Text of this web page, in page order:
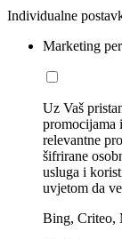
Individualne
Marketing
Uz Vaš
promocijama
relevantne
šifrirane
usluga i
uvjetom da
Bing, Criteo,